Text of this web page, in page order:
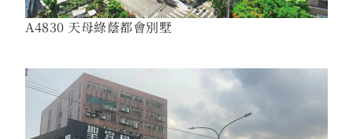
A4830 天母綠蔭都會別墅